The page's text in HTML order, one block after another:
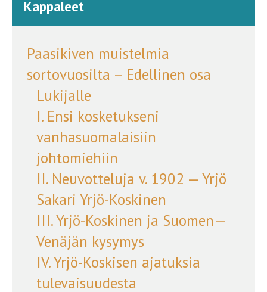
Kappaleet
Paasikiven muistelmia
sortovuosilta – Edellinen osa
Lukijalle
I. Ensi kosketukseni
vanhasuomalaisiin
johtomiehiin
II. Neuvotteluja v. 1902 — Yrjö
Sakari Yrjö-Koskinen
III. Yrjö-Koskinen ja Suomen—
Venäjän kysymys
IV. Yrjö-Koskisen ajatuksia
tulevaisuudesta